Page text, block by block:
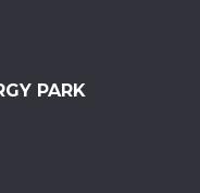
PARK